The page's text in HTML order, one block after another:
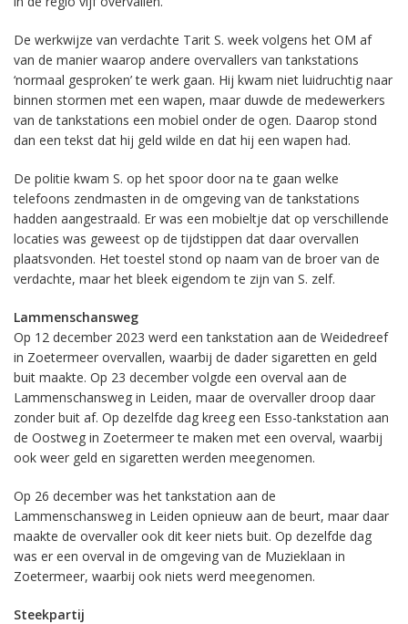
De werkwijze van verdachte Tarit S. week volgens het OM af
van de manier waarop andere overvallers van tankstations
‘normaal gesproken’ te werk gaan. Hij kwam niet luidruchtig naar
binnen stormen met een wapen, maar duwde de medewerkers
van de tankstations een mobiel onder de ogen. Daarop stond
dan een tekst dat hij geld wilde en dat hij een wapen had.
De politie kwam S. op het spoor door na te gaan welke
telefoons zendmasten in de omgeving van de tankstations
hadden aangestraald. Er was een mobieltje dat op verschillende
locaties was geweest op de tijdstippen dat daar overvallen
plaatsvonden. Het toestel stond op naam van de broer van de
verdachte, maar het bleek eigendom te zijn van S. zelf.
Lammenschansweg
Op 12 december 2023 werd een tankstation aan de Weidedreef
in Zoetermeer overvallen, waarbij de dader sigaretten en geld
buit maakte. Op 23 december volgde een overval aan de
Lammenschansweg in Leiden, maar de overvaller droop daar
zonder buit af. Op dezelfde dag kreeg een Esso-tankstation aan
de Oostweg in Zoetermeer te maken met een overval, waarbij
ook weer geld en sigaretten werden meegenomen.
Op 26 december was het tankstation aan de
Lammenschansweg in Leiden opnieuw aan de beurt, maar daar
maakte de overvaller ook dit keer niets buit. Op dezelfde dag
was er een overval in de omgeving van de Muzieklaan in
Zoetermeer, waarbij ook niets werd meegenomen.
Steekpartij